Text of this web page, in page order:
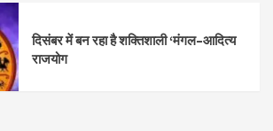
दिसंबर में बन रहा है शक्तिशाली ‘मंगल–आदित्य
राजयोग